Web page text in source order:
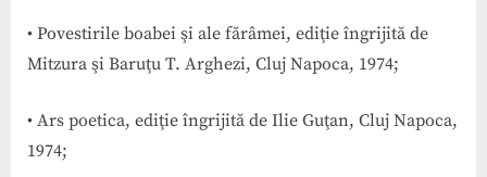
• Povestirile boabei şi ale fărâmei, ediţie îngrijită de
Mitzura şi Baruţu T. Arghezi, Cluj Napoca, 1974;
• Ars poetica, ediţie îngrijită de Ilie Guţan, Cluj Napoca,
1974;